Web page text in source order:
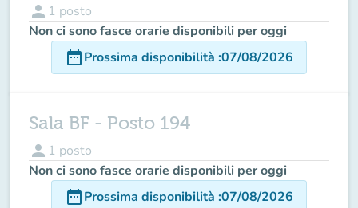
person 1 posto
Non ci sono fasce orarie disponibili per oggi
date_rangeProssima disponibilità :07/08/2026
Sala BF - Posto 194
person 1 posto
Non ci sono fasce orarie disponibili per oggi
date_rangeProssima disponibilità :07/08/2026